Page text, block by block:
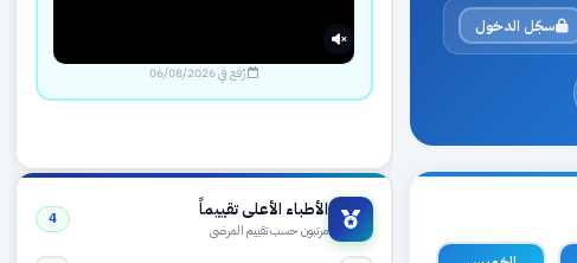
سجّل الدخول
الأطباء الأعلى تقييماً 4
1 / 4